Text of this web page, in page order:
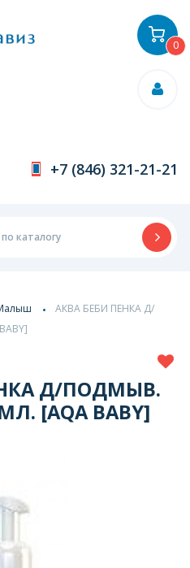
+7 (846) 321-21-21
0
АКВА БЕБИ ПЕНКА Д/
Д/ПОДМЫВ.
[AQA BABY]